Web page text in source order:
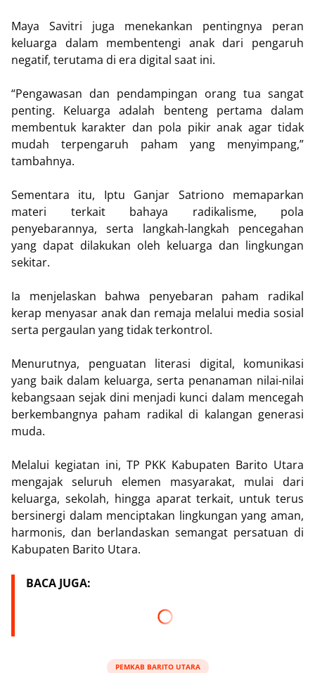
Maya Savitri juga menekankan pentingnya peran
keluarga dalam membentengi anak dari pengaruh
negatif, terutama di era digital saat ini.
“Pengawasan dan pendampingan orang tua sangat
penting. Keluarga adalah benteng pertama dalam
membentuk karakter dan pola pikir anak agar tidak
mudah terpengaruh paham yang menyimpang,”
tambahnya.
Sementara itu, Iptu Ganjar Satriono memaparkan
materi terkait bahaya radikalisme, pola
penyebarannya, serta langkah-langkah pencegahan
yang dapat dilakukan oleh keluarga dan lingkungan
sekitar.
Ia menjelaskan bahwa penyebaran paham radikal
kerap menyasar anak dan remaja melalui media sosial
serta pergaulan yang tidak terkontrol.
Menurutnya, penguatan literasi digital, komunikasi
yang baik dalam keluarga, serta penanaman nilai-nilai
kebangsaan sejak dini menjadi kunci dalam mencegah
berkembangnya paham radikal di kalangan generasi
muda.
Melalui kegiatan ini, TP PKK Kabupaten Barito Utara
mengajak seluruh elemen masyarakat, mulai dari
keluarga, sekolah, hingga aparat terkait, untuk terus
bersinergi dalam menciptakan lingkungan yang aman,
harmonis, dan berlandaskan semangat persatuan di
Kabupaten Barito Utara.
BACA JUGA:
PEMKAB BARITO UTARA